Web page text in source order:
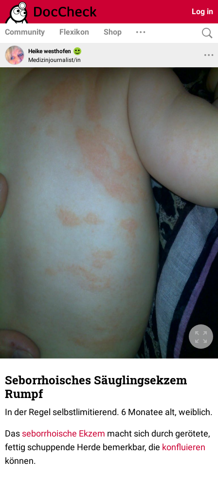
Log in
Community Flexikon Shop
Heike westhofen
Medizinjournalist/in
Seborrhoisches Säuglingsekzem
Rumpf
In der Regel selbstlimitierend. 6 Monatee alt, weiblich.
Das seborrhoische Ekzem macht sich durch gerötete,
fettig schuppende Herde bemerkbar, die konfluieren
können.